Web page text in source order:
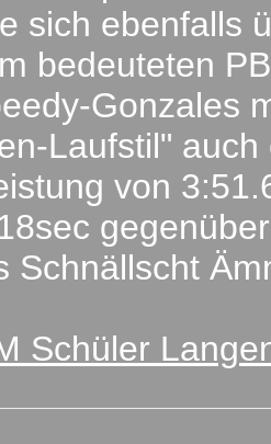
sich ebenfalls
bedeuteten
Gonzales
Laufstil"
von
Schnällscht
Schüler